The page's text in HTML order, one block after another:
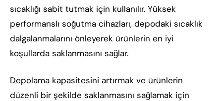
sıcaklığı sabit tutmak için kullanılır. Yüksek
performanslı soğutma cihazları, depodaki sıcaklık
dalgalanmalarını önleyerek ürünlerin en iyi
koşullarda saklanmasını sağlar.
Depolama kapasitesini artırmak ve ürünlerin
düzenli bir şekilde saklanmasını sağlamak için